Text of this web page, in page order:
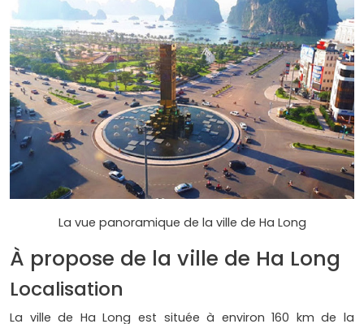
La vue panoramique de la ville de Ha Long
À propose de la ville de Ha Long
Localisation
La ville de Ha Long est située à environ 160 km de la